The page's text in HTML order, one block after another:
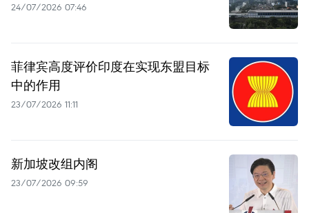
24/07/2026 07:46
菲律宾高度评价印度在实现东盟目标
中的作用
23/07/2026 11:11
新加坡改组内阁
23/07/2026 09:59